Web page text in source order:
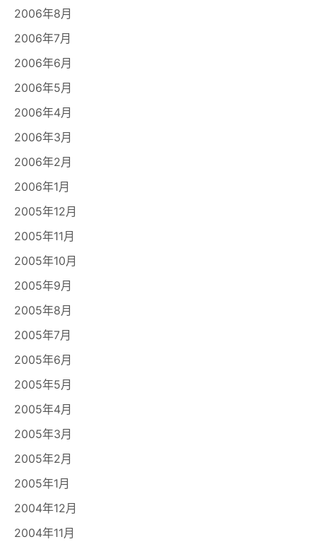
2006年8月
2006年7月
2006年6月
2006年5月
2006年4月
2006年3月
2006年2月
2006年1月
2005年12月
2005年11月
2005年10月
2005年9月
2005年8月
2005年7月
2005年6月
2005年5月
2005年4月
2005年3月
2005年2月
2005年1月
2004年12月
2004年11月